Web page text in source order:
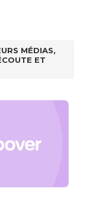
MÉDIAS,
ET